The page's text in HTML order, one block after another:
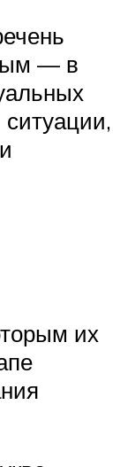
— в
ситуации,
их